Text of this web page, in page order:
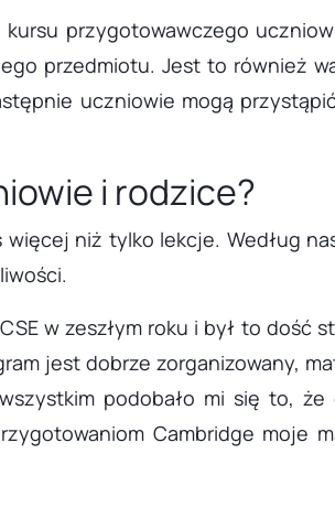
przygotowawczego
przedmiotu. Jest to również
uczniowie mogą
i rodzice?
więcej niż tylko lekcje. Według
w zeszłym roku i był to
jest dobrze zorganizowany,
podobało mi się to, że
Cambridge moje